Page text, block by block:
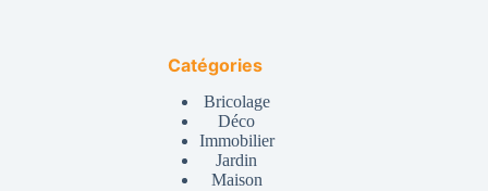
Catégories
Bricolage
Déco
Immobilier
Jardin
Maison